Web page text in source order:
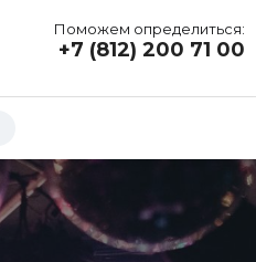
Поможем определиться:
+7 (812) 200 71 00